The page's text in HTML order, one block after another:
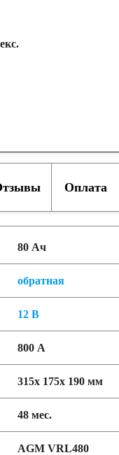
Оплата
80 Ач
обратная
12 В
800 А
315x 175x 190 мм
48 мес.
AGM VRL480